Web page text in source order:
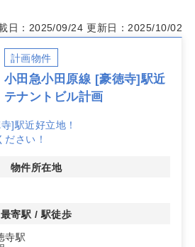
日：2025/09/24 更新日：2025/10/02
計画物件
小田急小田原線 [豪徳寺]駅近
テナントビル計画
]駅近好立地！
さい！
物件所在地
最寄駅 / 駅徒歩
寺駅